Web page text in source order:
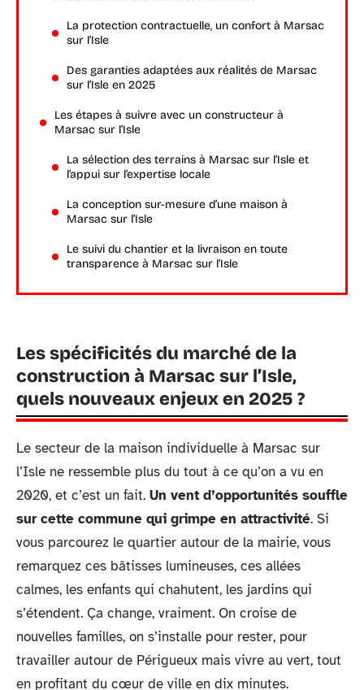
La protection contractuelle, un confort à Marsac
sur l’Isle
Des garanties adaptées aux réalités de Marsac
sur l’Isle en 2025
Les étapes à suivre avec un constructeur à
Marsac sur l’Isle
La sélection des terrains à Marsac sur l’Isle et
l’appui sur l’expertise locale
La conception sur-mesure d’une maison à
Marsac sur l’Isle
Le suivi du chantier et la livraison en toute
transparence à Marsac sur l’Isle
Les spécificités du marché de la
construction à Marsac sur l’Isle,
quels nouveaux enjeux en 2025 ?
Le secteur de la maison individuelle à Marsac sur
l’Isle ne ressemble plus du tout à ce qu’on a vu en
2020, et c’est un fait. Un vent d’opportunités souffle
sur cette commune qui grimpe en attractivité. Si
vous parcourez le quartier autour de la mairie, vous
remarquez ces bâtisses lumineuses, ces allées
calmes, les enfants qui chahutent, les jardins qui
s’étendent. Ça change, vraiment. On croise de
nouvelles familles, on s’installe pour rester, pour
travailler autour de Périgueux mais vivre au vert, tout
en profitant du cœur de ville en dix minutes.